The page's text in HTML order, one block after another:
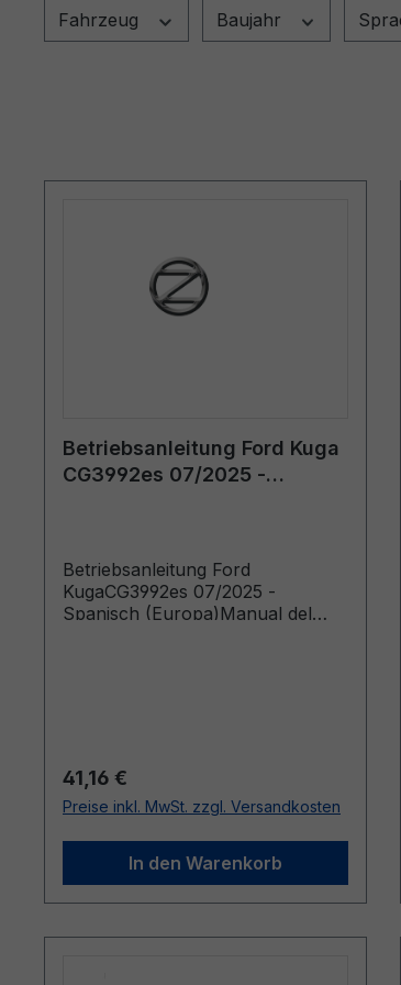
Fahrzeug Baujahr
Betriebsanleitung Ford Kuga
CG3992es 07/2025 -
Betriebsanleitung Ford
KugaCG3992es 07/2025 -
Spanisch (Europa)Manual del
Regulärer Preis:
41,16 €
Preise inkl. MwSt. zzgl. Versandkosten
In den Warenkorb